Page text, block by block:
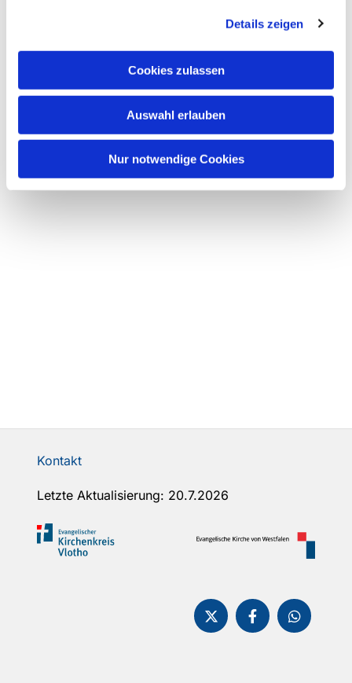
Details zeigen
Cookies zulassen
Auswahl erlauben
Nur notwendige Cookies
Kontakt
Letzte Aktualisierung: 20.7.2026